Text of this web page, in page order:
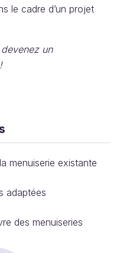
le cadre d’un projet
un
menuiserie existante
adaptées
des menuiseries